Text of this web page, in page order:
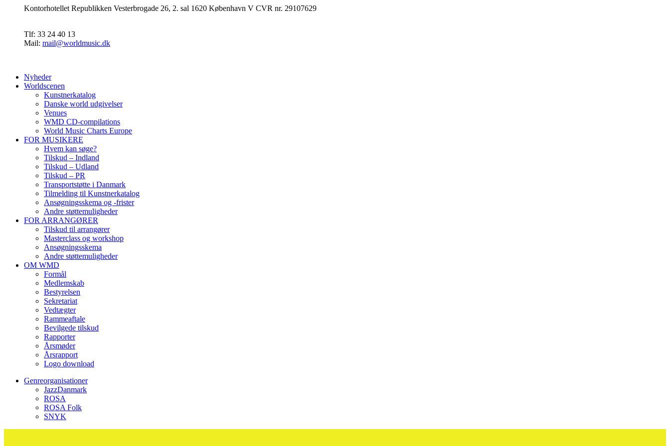
Kontorhotellet Republikken Vesterbrogade 26, 2. sal 1620 København V CVR nr. 29107629
Tlf: 33 24 40 13
Mail: mail@worldmusic.dk
Nyheder
Worldscenen
Kunstnerkatalog
Danske world udgivelser
Venues
WMD CD-compilations
World Music Charts Europe
FOR MUSIKERE
Hvem kan søge?
Tilskud – Indland
Tilskud – Udland
Tilskud – PR
Transportstøtte i Danmark
Tilmelding til Kunstnerkatalog
Ansøgningsskema og -frister
Andre støttemuligheder
FOR ARRANGØRER
Tilskud til arrangører
Masterclass og workshop
Ansøgningsskema
Andre støttemuligheder
OM WMD
Formål
Medlemskab
Bestyrelsen
Sekretariat
Vedtægter
Rammeaftale
Bevilgede tilskud
Rapporter
Årsmøder
Årsrapport
Logo download
Genreorganisationer
JazzDanmark
ROSA
ROSA Folk
SNYK